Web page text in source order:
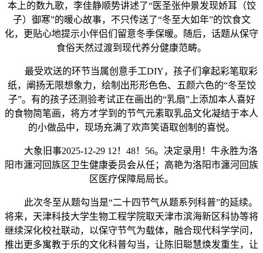
本上的数九歌，李佳静顺势讲述了“医圣张仲景发现娇耳（饺
子）御寒”的暖心故事，不只传送了“冬至大如年”的饮食文
化，更贴心地提示小伴侣们留意冬季保暖。随后，话题从保守
食俗天然过渡到现代养分健康范畴。
最受欢送的环节当属创意手工DIY，孩子们拿起彩笔取彩
纸，阐扬无限想象力，绘制出形形色色、五颜六色的“冬至饺
子”。有的孩子还测验考试正在画出的“乳扇”上添加本人喜好
的食物简笔画，将方才学到的节气元素取乳品文化凝结于本人
的小做品中，现场充满了欢声笑语取创制的喜悦。
大象旧事2025-12-29 12！48！56。决定录用！牛永胜为洛
阳市瀍河回族区卫生健康委员会从任；高艳为洛阳市瀍河回族
区医疗保障局局长。
此次冬至从题勾当是“二十四节气从题系列科普”的延续。
将来，天津科技大学生物工程学院取天津市滨海新区科协等将
继续深化校社联动，以保守节气为载体，融合现代科学学问，
推出更多寓教于乐的文化科普勾当，让陈旧聪慧焕发重生，让